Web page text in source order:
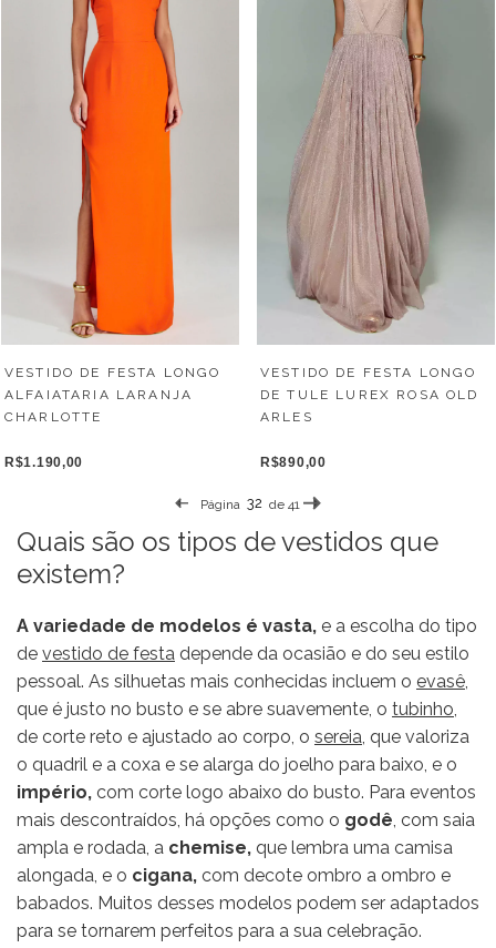
VESTIDO DE FESTA LONGO
ALFAIATARIA LARANJA
CHARLOTTE
R$1.190,00
VESTIDO DE FESTA LONGO
DE TULE LUREX ROSA OLD
ARLES
R$890,00
Página de 41
Quais são os tipos de vestidos que
existem?
A variedade de modelos é vasta, e a escolha do tipo
de vestido de festa depende da ocasião e do seu estilo
pessoal. As silhuetas mais conhecidas incluem o evasê,
que é justo no busto e se abre suavemente, o tubinho,
de corte reto e ajustado ao corpo, o sereia, que valoriza
o quadril e a coxa e se alarga do joelho para baixo, e o
império, com corte logo abaixo do busto. Para eventos
mais descontraídos, há opções como o godê, com saia
ampla e rodada, a chemise, que lembra uma camisa
alongada, e o cigana, com decote ombro a ombro e
babados. Muitos desses modelos podem ser adaptados
para se tornarem perfeitos para a sua celebração.